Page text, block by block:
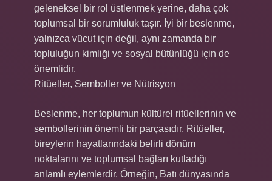
geleneksel bir rol üstlenmek yerine, daha çok
toplumsal bir sorumluluk taşır. İyi bir beslenme,
yalnızca vücut için değil, aynı zamanda bir
topluluğun kimliği ve sosyal bütünlüğü için de
önemlidir.
Ritüeller, Semboller ve Nütrisyon
Beslenme, her toplumun kültürel ritüellerinin ve
sembollerinin önemli bir parçasıdır. Ritüeller,
bireylerin hayatlarındaki belirli dönüm
noktalarını ve toplumsal bağları kutladığı
anlamlı eylemlerdir. Örneğin, Batı dünyasında